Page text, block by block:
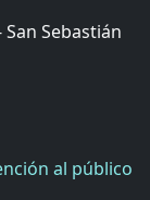
San Sebastián
al público